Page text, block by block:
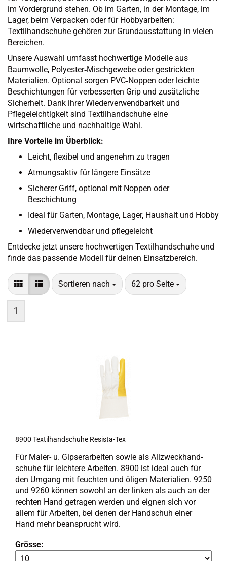
im Vordergrund stehen. Ob im Garten, in der Montage, im
Lager, beim Verpacken oder für Hobbyarbeiten:
Textilhandschuhe gehören zur Grundausstattung in vielen
Bereichen.
Unsere Auswahl umfasst hochwertige Modelle aus
Baumwolle, Polyester‑Mischgewebe oder gestrickten
Materialien. Optional sorgen PVC‑Noppen oder leichte
Beschichtungen für verbesserten Grip und zusätzliche
Sicherheit. Dank ihrer Wiederverwendbarkeit und
Pflegeleichtigkeit sind Textilhandschuhe eine
wirtschaftliche und nachhaltige Wahl.
Ihre Vorteile im Überblick:
Leicht, flexibel und angenehm zu tragen
Atmungsaktiv für längere Einsätze
Sicherer Griff, optional mit Noppen oder
Beschichtung
Ideal für Garten, Montage, Lager, Haushalt und Hobby
Wiederverwendbar und pflegeleicht
Entdecke jetzt unsere hochwertigen Textilhandschuhe und
finde das passende Modell für deinen Einsatzbereich.
Sortieren nach
Sortieren nach 62 pro Seite
pro Seite
1
8900 Tex­til­hand­schu­he Resista-​​Tex
Für Maler-​ u. Gip­ser­ar­bei­ten sowie als All­zweck­hand­
schu­he für leich­te­re Ar­bei­ten. 8900 ist ideal auch für
den Um­gang mit feuch­ten und öli­gen Ma­te­ria­li­en. 9250
und 9260 kön­nen so­wohl an der lin­ken als auch an der
rech­ten Hand ge­tra­gen wer­den und eig­nen sich vor
allem für Ar­bei­ten, bei denen der Hand­schuh einer
Hand mehr be­an­sprucht wird.
Grösse: